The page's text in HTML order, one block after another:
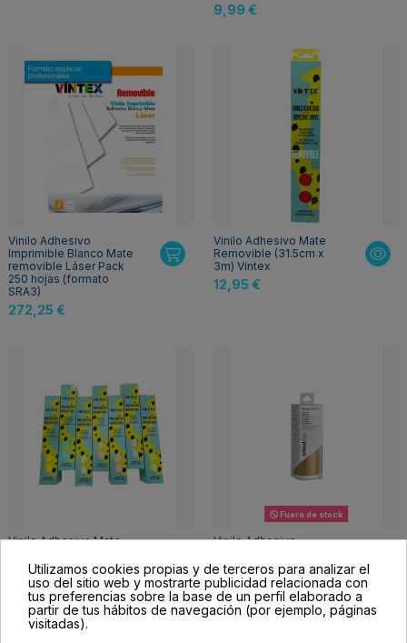
9,99 €
Vinilo Adhesivo
Imprimible Blanco Mate
removible Láser Pack
250 hojas (formato
SRA3)
272,25 €
Vinilo Adhesivo Mate
Removible (31.5cm x
3m) Vintex
12,95 €
Vinilo Adhesivo Mate
(31.5cm x 3m) Vintex
12,95 €
Fuera de stock
Vinilo Adhesivo
Joy
9,99 €
Utilizamos cookies propias y de terceros para analizar el
uso del sitio web y mostrarte publicidad relacionada con
tus preferencias sobre la base de un perfil elaborado a
partir de tus hábitos de navegación (por ejemplo, páginas
visitadas).